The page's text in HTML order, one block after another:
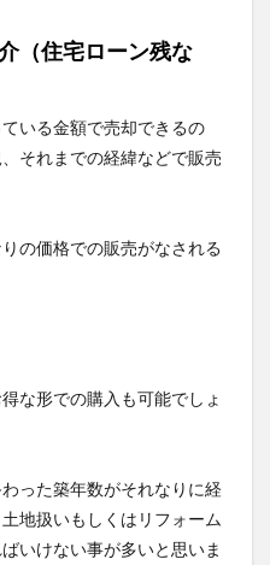
（住宅ローン残な
いる金額で売却できるの
それまでの経緯などで販売
の価格での販売がなされる
な形での購入も可能でしょ
った築年数がそれなりに経
地扱いもしくはリフォーム
いけない事が多いと思いま